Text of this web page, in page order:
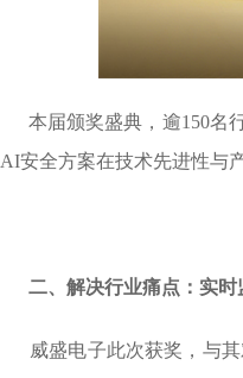
本届颁奖盛典，逾150名
AI安全方案在技术先进性与
二、解决行业痛点：实
威盛电子此次获奖，与